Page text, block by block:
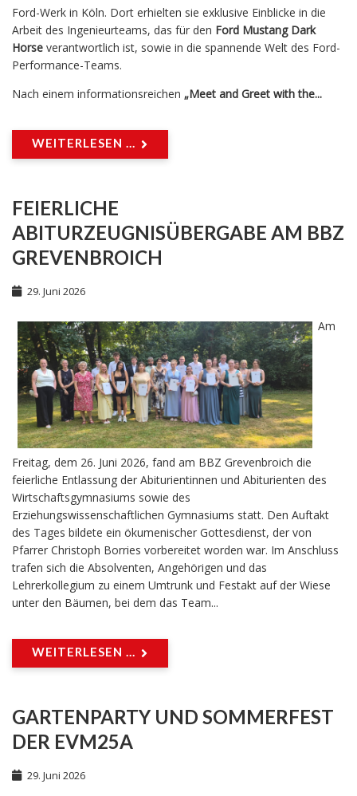
Ford-Werk in Köln. Dort erhielten sie exklusive Einblicke in die
Arbeit des Ingenieurteams, das für den Ford Mustang Dark
Horse verantwortlich ist, sowie in die spannende Welt des Ford-
Performance-Teams.
Nach einem informationsreichen „Meet and Greet with the...
WEITERLESEN ...
FEIERLICHE
ABITURZEUGNISÜBERGABE AM BBZ
GREVENBROICH
29. Juni 2026
Am
Freitag, dem 26. Juni 2026, fand am BBZ Grevenbroich die
feierliche Entlassung der Abiturientinnen und Abiturienten des
Wirtschaftsgymnasiums sowie des
Erziehungswissenschaftlichen Gymnasiums statt. Den Auftakt
des Tages bildete ein ökumenischer Gottesdienst, der von
Pfarrer Christoph Borries vorbereitet worden war. Im Anschluss
trafen sich die Absolventen, Angehörigen und das
Lehrerkollegium zu einem Umtrunk und Festakt auf der Wiese
unter den Bäumen, bei dem das Team...
WEITERLESEN ...
GARTENPARTY UND SOMMERFEST
DER EVM25A
29. Juni 2026